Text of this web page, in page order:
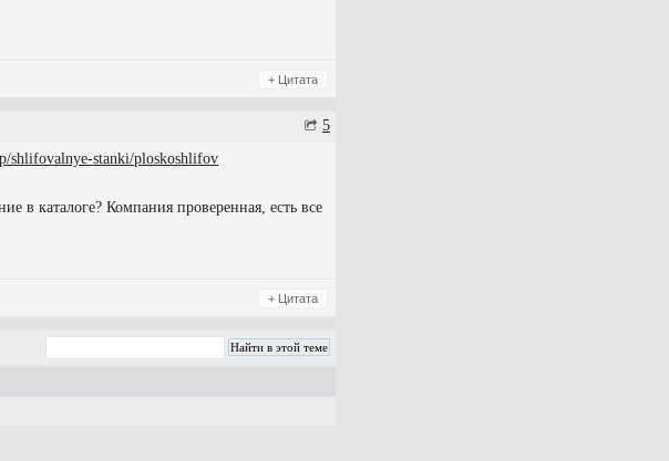
+ Цитата
5
shlifovalnye-stanki/ploskoshlifov
в каталоге? Компания проверенная, есть все
+ Цитата